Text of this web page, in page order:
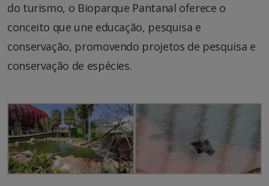
do turismo, o Bioparque Pantanal oferece o
conceito que une educação, pesquisa e
conservação, promovendo projetos de pesquisa e
conservação de espécies.